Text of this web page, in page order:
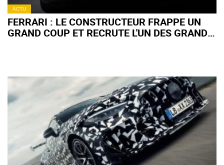
ACTU
FERRARI : LE CONSTRUCTEUR FRAPPE UN
GRAND COUP ET RECRUTE L'UN DES GRANDS